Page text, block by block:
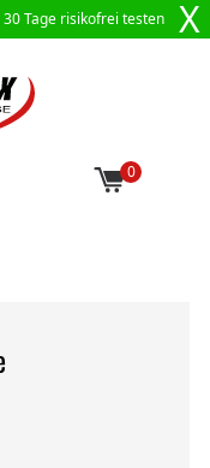
Tage risikofrei testen X
0